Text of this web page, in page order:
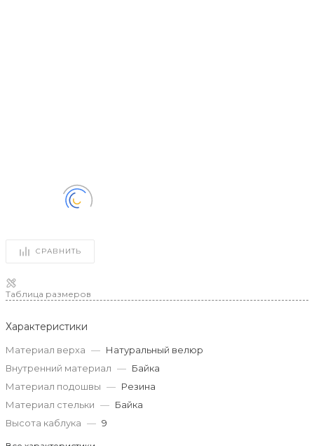
СРАВНИТЬ
Таблица размеров
Характеристики
Материал верха — Натуральный велюр
Внутренний материал — Байка
Материал подошвы — Резина
Материал стельки — Байка
Высота каблука — 9